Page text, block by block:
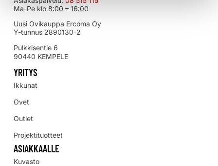
Ma-Pe klo 8:00 – 16:00
Uusi Ovikauppa Ercoma Oy
Y-tunnus 2890130-2
Pulkkisentie 6
90440 KEMPELE
YRITYS
Ikkunat
Ovet
Outlet
Projektituotteet
ASIAKKAALLE
Kuvasto